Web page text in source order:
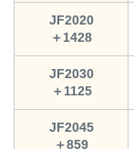
JF2020
＋1428
JF2030
＋1125
JF2045
＋859